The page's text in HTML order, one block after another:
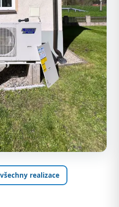
realizace